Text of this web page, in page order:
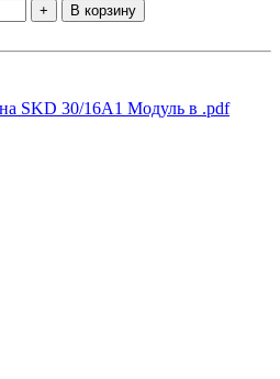
В корзину
SKD 30/16A1 Модуль в .pdf